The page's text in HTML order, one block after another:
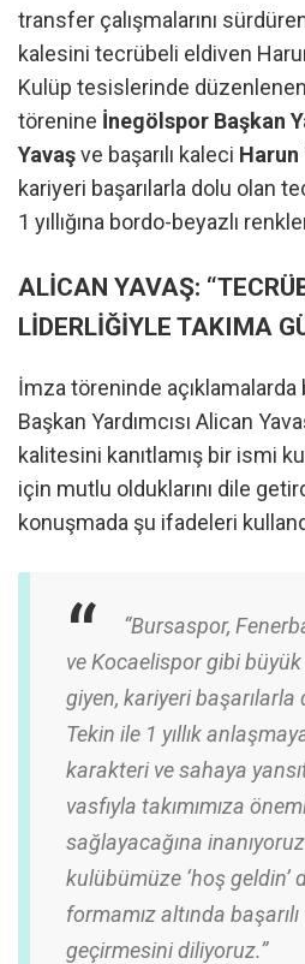
transfer çalışmalarını
kalesini tecrübeli eldiven
Kulüp tesislerinde
törenine İnegölspor Başkan
Yavaşve başarılı kaleci Harun
kariyeri başarılarla dolu olan
1 yıllığına bordo-beyazlı
ALİCAN YAVAŞ:
LİDERLİĞİYLE TAKIMA
İmza töreninde
Başkan Yardımcısı Alican
kalitesini kanıtlamış bir ismi
için mutlu olduklarını dile
konuşmada şu ifadeleri
“Bursaspor,
ve Kocaelispor gibi
giyen, kariyeri
Tekin ile 1 yıllık
karakteri ve sahaya
vasfıyla takımımıza
sağlayacağına
kulübümüze ‘hoş geldin’
formamız altında
geçirmesini diliyoruz.”